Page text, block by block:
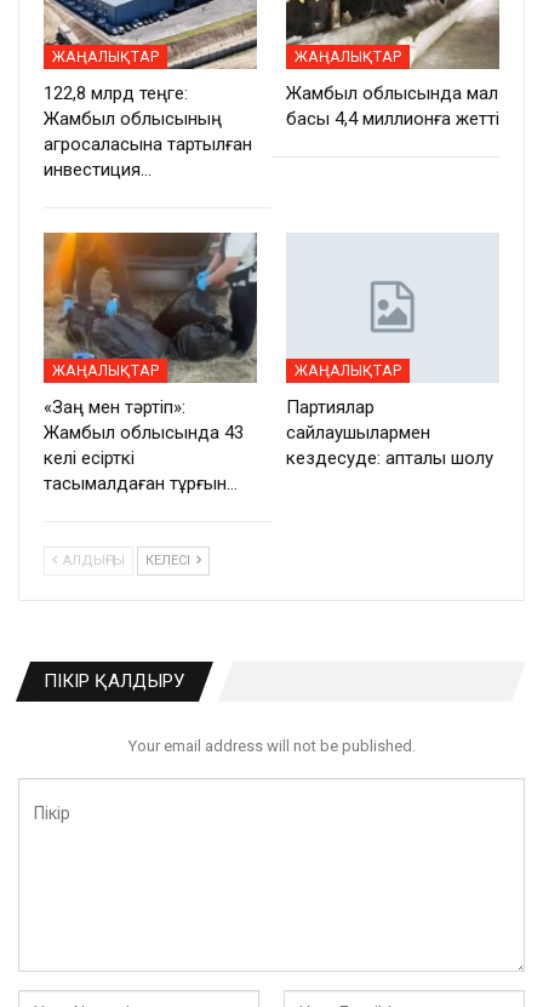
ЖАҢАЛЫҚТАР
122,8 млрд теңге:
Жамбыл облысының
агросаласына тартылған
инвестиция…
ЖАҢАЛЫҚТАР
Жамбыл облысында мал
басы 4,4 миллионға жетті
ЖАҢАЛЫҚТАР
«Заң мен тәртіп»:
Жамбыл облысында 43
келі есірткі
тасымалдаған тұрғын…
ЖАҢАЛЫҚТАР
Партиялар
сайлаушылармен
кездесуде: апталық шолу
АЛДЫҢҒЫ КЕЛЕСІ
ПІКІР ҚАЛДЫРУ
Your email address will not be published.